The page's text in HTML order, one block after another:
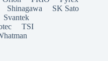
Shinagawa
SK Sato
Svantek
TSI